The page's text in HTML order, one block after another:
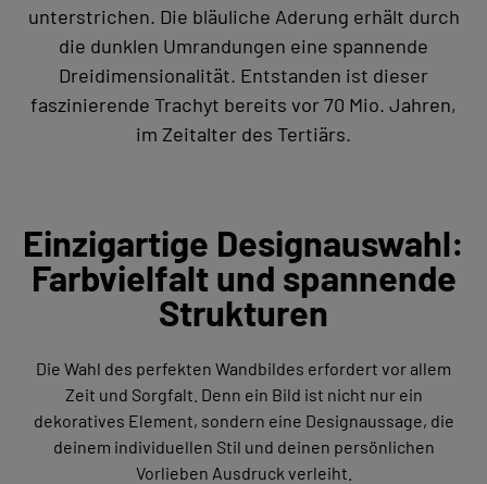
unterstrichen. Die bläuliche Aderung erhält durch
die dunklen Umrandungen eine spannende
Dreidimensionalität. Entstanden ist dieser
faszinierende Trachyt bereits vor 70 Mio. Jahren,
im Zeitalter des Tertiärs.
Einzigartige Designauswahl:
Farbvielfalt und spannende
Strukturen
Die Wahl des perfekten Wandbildes erfordert vor allem
Zeit und Sorgfalt. Denn ein Bild ist nicht nur ein
dekoratives Element, sondern eine Designaussage, die
deinem individuellen Stil und deinen persönlichen
Vorlieben Ausdruck verleiht.